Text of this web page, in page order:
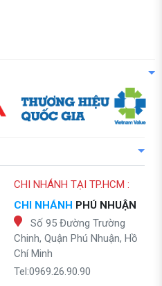
CHI NHÁNH TẠI TP.HCM :
CHI NHÁNH PHÚ NHUẬN
Số 95 Đường Trường
Chinh, Quận Phú Nhuận, Hồ
Chí Minh
Tel:0969.26.90.90